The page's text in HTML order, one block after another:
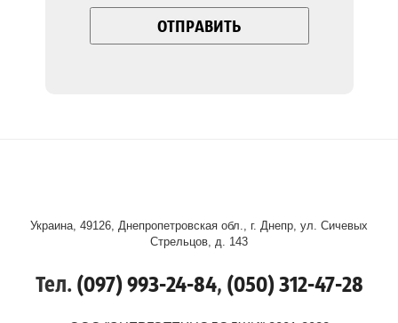
Украина, 49126, Днепропетровская обл., г. Днепр, ул. Сичевых
Стрельцов, д. 143
Тел. (097) 993-24-84, (050) 312-47-28